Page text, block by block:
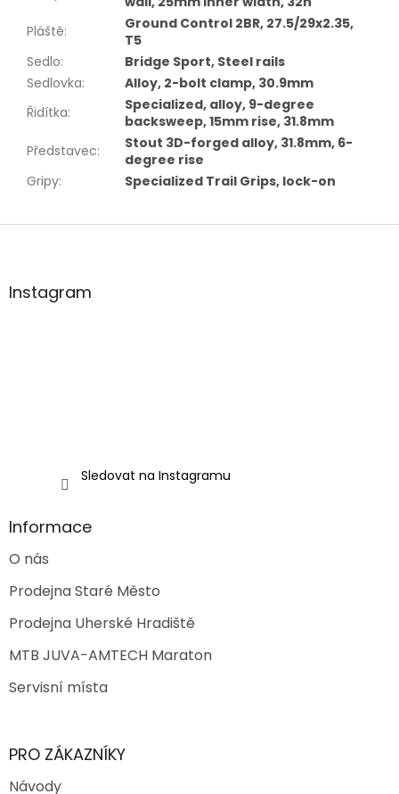
Pláště:
Ground Control 2BR, 27.5/29x2.35,
T5
Sedlo:
Bridge Sport, Steel rails
Sedlovka:
Alloy, 2-bolt clamp, 30.9mm
Řidítka:
Specialized, alloy, 9-degree
backsweep, 15mm rise, 31.8mm
Představec:
Stout 3D-forged alloy, 31.8mm, 6-
degree rise
Gripy: Specialized Trail Grips, lock-on
Z
aInstagram
Sledovat na Instagramu
Informace
O nás
Prodejna Staré Město
Prodejna Uherské Hradiště
MTB JUVA-AMTECH Maraton
Servisní místa
PRO ZÁKAZNÍKY
Návody